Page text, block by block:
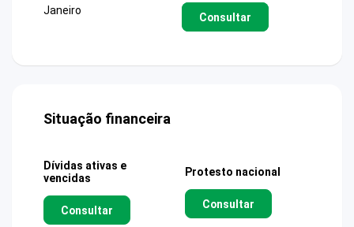
Janeiro
Consultar
Situação financeira
Dívidas ativas e
vencidas
Consultar
Protesto nacional
Consultar